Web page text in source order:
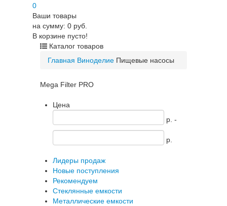
0
Ваши товары
на сумму: 0 руб.
В корзине пусто!
Каталог товаров
Главная Виноделие Пищевые насосы
Mega Filter PRO
Цена
p. -
p.
Лидеры продаж
Новые поступления
Рекомендуем
Стеклянные емкости
Металлические емкости